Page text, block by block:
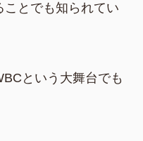
とでも知られてい
という大舞台でも